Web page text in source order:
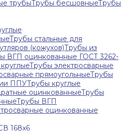
трубыТрубы бесшовныеТрубы
Трубы стальные для
(кожухов)Трубы из
ВГП оцинкованные ГОСТ 3262-
Трубы электросварные
прямоугольныеТрубы
ППУТрубы круглые
оцинкованныеТрубы
Трубы ВГП
оцинкованные
168х6